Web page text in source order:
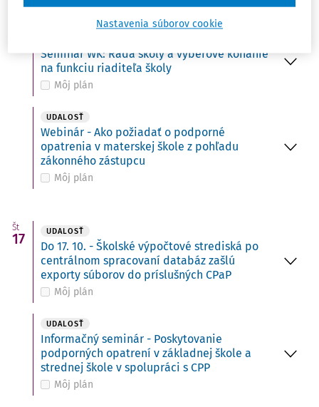
Môj plán
Seminár WK: Rada školy a výberové konanie
na funkciu riaditeľa školy
Môj plán
UDALOSŤ
Webinár - Ako požiadať o podporné
opatrenia v materskej škole z pohľadu
zákonného zástupcu
Môj plán
Št
17 UDALOSŤ
Do 17. 10. - Školské výpočtové strediská po
centrálnom spracovaní databáz zašlú
exporty súborov do príslušných CPaP
Môj plán
UDALOSŤ
Informačný seminár - Poskytovanie
podporných opatrení v základnej škole a
strednej škole v spolupráci s CPP
Môj plán
Nastavenia súborov cookie